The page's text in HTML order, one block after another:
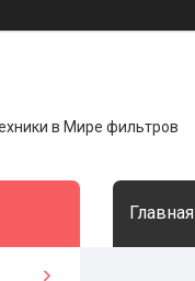
в Мире фильтров
Главная